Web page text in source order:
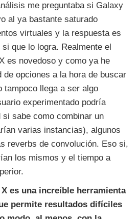
me preguntaba si Galaxy
al ya bastante saturado
virtuales y la respuesta es
que lo logra. Realmente el
es novedoso y como ya he
de opciones a la hora de buscar
tampoco llega a ser algo
experimentado podría
sabe como combinar un
varias instancias), algunos
reverbs de convolución. Eso si,
los mismos y el tiempo a
X es una increíble herramienta
permite resultados difíciles